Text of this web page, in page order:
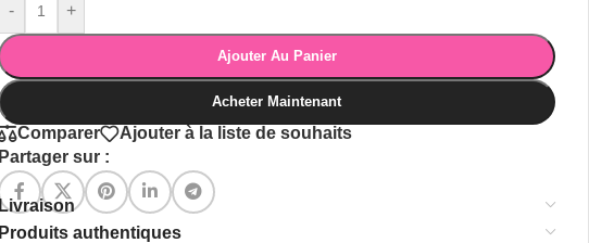
- +
Ajouter Au Panier
Acheter Maintenant
Comparer
Ajouter à la liste de souhaits
Partager sur :
Livraison
Produits authentiques